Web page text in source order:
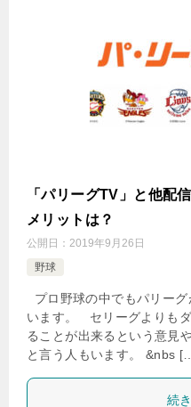
「パリーグTV」と他配
メリットは？
公開日： 2019年9月26日
野球
プロ野球の中でもパリー
います。 セリーグよりも
ることが出来るという意見
と言う人もいます。 &nbs
続